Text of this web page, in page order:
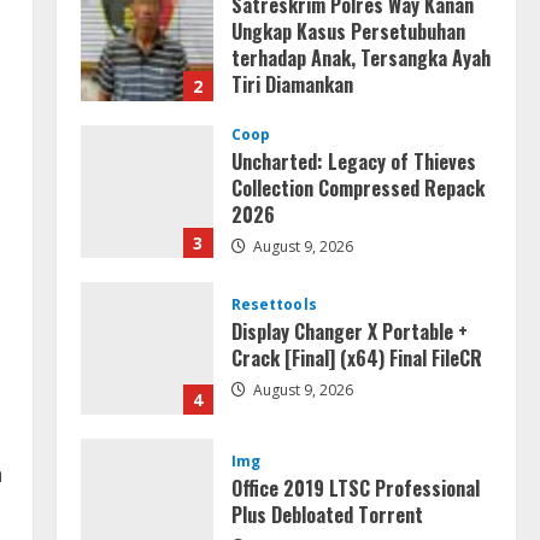
2
Ungkap Kasus Persetubuhan
terhadap Anak, Tersangka Ayah
Tiri Diamankan
3
Coop
Uncharted: Legacy of Thieves
Collection Compressed Repack
2026
August 9, 2026
4
Resettools
Display Changer X Portable +
Crack [Final] (x64) Final FileCR
August 9, 2026
Img
Office 2019 LTSC Professional
Plus Debloated Tоrrеnt